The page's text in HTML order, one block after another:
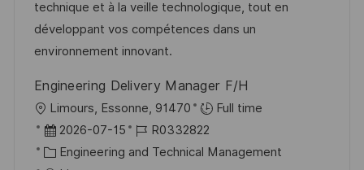
r
V
e
ö
f
f
e
r
i
e
technique et à la veille technologique, tout en
développant vos compétences dans un
environnement innovant.
Engineering Delivery Manager F/H
O
r
t
Limours, Essonne, 91470
Full time
D
a
2026-07-15
J
o
R0332822
K
Engineering and Technical Management